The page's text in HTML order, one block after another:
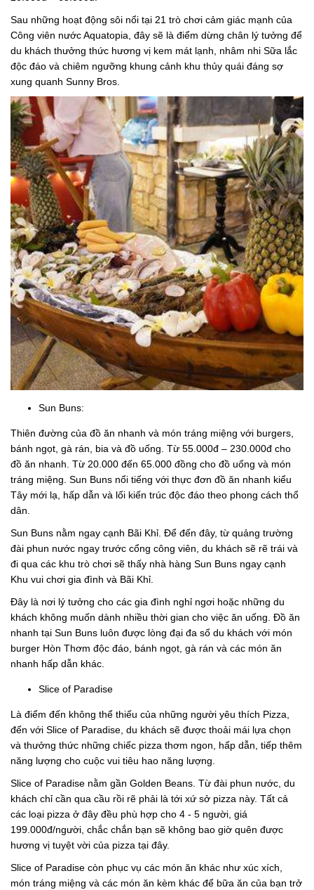
Sau những hoạt động sôi nổi tại 21 trò chơi cảm giác mạnh của
Công viên nước Aquatopia, đây sẽ là điểm dừng chân lý tưởng để
du khách thưởng thức hương vị kem mát lạnh, nhâm nhi Sữa lắc
độc đáo và chiêm ngưỡng khung cảnh khu thủy quái đáng sợ
xung quanh Sunny Bros.
Sun Buns:
Thiên đường của đồ ăn nhanh và món tráng miệng với burgers,
bánh ngọt, gà rán, bia và đồ uống. Từ 55.000đ – 230.000đ cho
đồ ăn nhanh. Từ 20.000 đến 65.000 đồng cho đồ uống và món
tráng miệng. Sun Buns nổi tiếng với thực đơn đồ ăn nhanh kiểu
Tây mới lạ, hấp dẫn và lối kiến ​​trúc độc đáo theo phong cách thổ
dân.
Sun Buns nằm ngay cạnh Bãi Khỉ. Để đến đây, từ quảng trường
đài phun nước ngay trước cổng công viên, du khách sẽ rẽ trái và
đi qua các khu trò chơi sẽ thấy nhà hàng Sun Buns ngay cạnh
Khu vui chơi gia đình và Bãi Khỉ.
Đây là nơi lý tưởng cho các gia đình nghỉ ngơi hoặc những du
khách không muốn dành nhiều thời gian cho việc ăn uống. Đồ ăn
nhanh tại Sun Buns luôn được lòng đại đa số du khách với món
burger Hòn Thơm độc đáo, bánh ngọt, gà rán và các món ăn
nhanh hấp dẫn khác.
Slice of Paradise
Là điểm đến không thể thiếu của những người yêu thích Pizza,
đến với Slice of Paradise, du khách sẽ được thoải mái lựa chọn
và thưởng thức những chiếc pizza thơm ngon, hấp dẫn, tiếp thêm
năng lượng cho cuộc vui tiêu hao năng lượng.
Slice of Paradise nằm gần Golden Beans. Từ đài phun nước, du
khách chỉ cần qua cầu rồi rẽ phải là tới xứ sở pizza này. Tất cả
các loại pizza ở đây đều phù hợp cho 4 - 5 người, giá
199.000đ/người, chắc chắn bạn sẽ không bao giờ quên được
hương vị tuyệt vời của pizza tại đây.
Slice of Paradise còn phục vụ các món ăn khác như xúc xích,
món tráng miệng và các món ăn kèm khác để bữa ăn của bạn trở